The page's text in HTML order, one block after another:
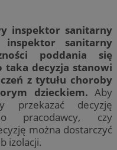
inspektor sanitarny
sanitarny
poddania się
decyzja stanowi
z tytułu choroby
dzieckiem. Aby
przekazać decyzję
pracodawcy, czy
można dostarczyć
izolacji.